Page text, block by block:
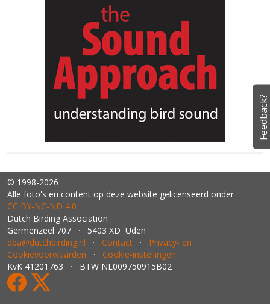
© 1998-2026
Alle foto's en content op deze website gelicenseerd onder
CC BY‑NC‑ND 4.0
Dutch Birding Association
Germenzeel 707 · 5403 XD Uden
dba@dutchbirding.nl · Contact · Privacy- en
Cookievoorwaarden · Cookie-instellingen
KvK 41201763 · BTW NL009750915B02
Feedback?